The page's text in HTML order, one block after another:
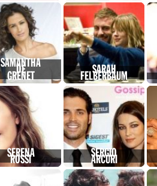
SAMANTHA
DE
GRENET SARAH
FELBERBAUM
SERENA
ROSSI SERGIO
ARCURI